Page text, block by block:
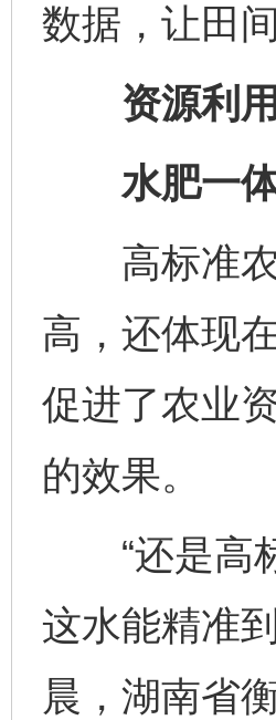
数据，让田
资源利用
水肥一体
高标准农
高，还体现
促进了农业
的效果。
“还是高标
这水能精准
晨，湖南省